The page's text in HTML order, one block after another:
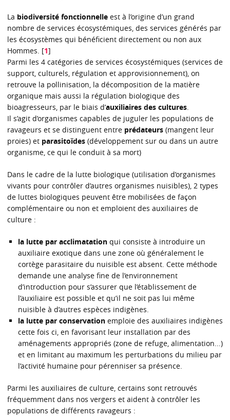
La biodiversité fonctionnelle est à l’origine d’un grand
nombre de services écosystémiques, des services générés par
les écosystèmes qui bénéficient directement ou non aux
Hommes. [1]
Parmi les 4 catégories de services écosystémiques (services de
support, culturels, régulation et approvisionnement), on
retrouve la pollinisation, la décomposition de la matière
organique mais aussi la régulation biologique des
bioagresseurs, par le biais d’auxiliaires des cultures
Il s’agit d’organismes capables de juguler les populations de
ravageurs et se distinguent entre prédateurs (mangent leur
proies) et parasitoïdes (développement sur ou dans un autre
organisme, ce qui le conduit à sa mort)
Dans le cadre de la lutte biologique (utilisation d’organismes
vivants pour contrôler d’autres organismes nuisibles), 2 types
de luttes biologiques peuvent être mobilisées de façon
complémentaire ou non et emploient des auxiliaires de
culture :
la lutte par acclimatation qui consiste à introduire un
auxiliaire exotique dans une zone où généralement le
cortège parasitaire du nuisible est absent. Cette méthode
demande une analyse fine de l’environnement
d’introduction pour s’assurer que l’établissement de
l’auxiliaire est possible et qu’il ne soit pas lui même
nuisible à d’autres espèces indigènes.
la lutte par conservation emploie des auxiliaires indigènes
cette fois ci, en favorisant leur installation par des
aménagements appropriés (zone de refuge, alimentation...)
et en limitant au maximum les perturbations du milieu par
l’activité humaine pour pérenniser sa présence.
Parmi les auxiliaires de culture, certains sont retrouvés
fréquemment dans nos vergers et aident à contrôler les
populations de différents ravageurs :